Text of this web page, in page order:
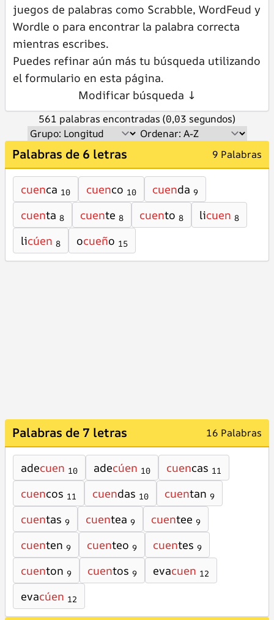
juegos de palabras como Scrabble, WordFeud y
Wordle o para encontrar la palabra correcta
mientras escribes.
Puedes refinar aún más tu búsqueda utilizando
el formulario en esta página.
Modificar búsqueda ↓
561 palabras encontradas (0,03 segundos)
Palabras de 6 letras 9 Palabras
cuenca 10 cuenco 10 cuenda 9
cuenta 8 cuente 8 cuento 8 licuen 8
licúen 8 ocueño 15
Palabras de 7 letras 16 Palabras
adecuen 10 adecúen 10 cuencas 11
cuencos 11 cuendas 10 cuentan 9
cuentas 9 cuentea 9 cuentee 9
cuenten 9 cuenteo 9 cuentes 9
cuenton 9 cuentos 9 evacuen 12
evacúen 12